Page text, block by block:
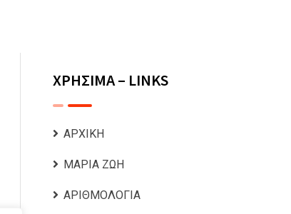
ΧΡΗΣΙΜΑ – LINKS
ΑΡΧΙΚΗ
ΜΑΡΙΑ ΖΩΗ
ΑΡΙΘΜΟΛΟΓΙΑ